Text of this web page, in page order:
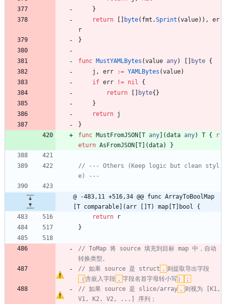
}
return
byte( fmt .Sprint (value) ) ,
er
r
}
func MustYAMLBytes (value any) byte {
j , err := YAMLBytes (value)
if err != nil
{
return
byte{ }
}
return j
}
func MustFromJSON T any (data any) T {
r
eturn AsFromJSON T (data) }
// --- Others (Keep logic but clean styl
e) ---
@ -483,11 +516,34 @@ func ArrayToBoolMap
[T comparable](arr []T) map[T]bool {
return
r
}
// ToMap 将 source 填充到目标 map 中，自动
转换类型。
// 如果 source 是 struct ， 则提取导出字段
（ 含嵌入字段 ， 字段名首字母转小写 ）
；
// 如果 source 是 slice/array ， 则视为 [K1,
V1, K2, V2, ...] 序列；